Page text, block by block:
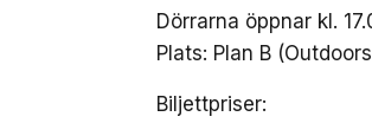
Dörrarna öppnar kl.
Plats: Plan B
Biljettpriser: